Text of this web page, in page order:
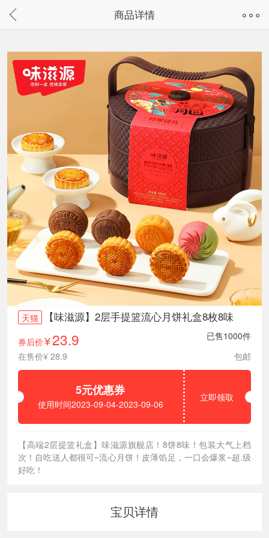
请通过微信或支付宝搜“奇兔客小程序”访问
商品详情
天猫 【味滋源】2层手提篮流心月饼礼盒8枚8味
券后价¥23.9
已售1000件
在售价¥ 28.9
包邮
5元优惠券
使用时间2023-09-04-2023-09-06
立即领取
【高端2层提篮礼盒】味滋源旗舰店！8饼8味！包装大气上档
次！自吃送人都很可~流心月饼！皮薄馅足，一口会爆浆~超.级
好吃！
宝贝详情